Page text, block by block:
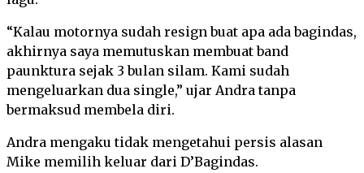
“Kalau motornya sudah resign buat apa ada bagindas,
akhirnya saya memutuskan membuat band
paunktura sejak 3 bulan silam. Kami sudah
mengeluarkan dua single,” ujar Andra tanpa
bermaksud membela diri.
Andra mengaku tidak mengetahui persis alasan
Mike memilih keluar dari D’Bagindas.